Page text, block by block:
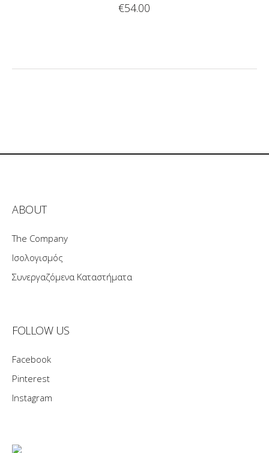
€54.00
ABOUT
The Company
Ισολογισμός
Συνεργαζόμενα Καταστήματα
FOLLOW US
Facebook
Pinterest
Instagram